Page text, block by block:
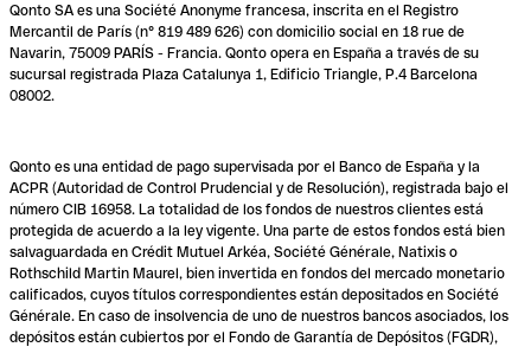
Qonto SA es una Société Anonyme francesa, inscrita en el Registro
Mercantil de París (n° 819 489 626) con domicilio social en 18 rue de
Navarin, 75009 PARÍS - Francia. Qonto opera en España a través de su
sucursal registrada Plaza Catalunya 1, Edificio Triangle, P.4 Barcelona
08002.
Qonto es una entidad de pago supervisada por el Banco de España y la
ACPR (Autoridad de Control Prudencial y de Resolución), registrada bajo el
número CIB 16958. La totalidad de los fondos de nuestros clientes está
protegida de acuerdo a la ley vigente. Una parte de estos fondos está bien
salvaguardada en Crédit Mutuel Arkéa, Société Générale, Natixis o
Rothschild Martin Maurel, bien invertida en fondos del mercado monetario
calificados, cuyos títulos correspondientes están depositados en Société
Générale. En caso de insolvencia de uno de nuestros bancos asociados, los
depósitos están cubiertos por el Fondo de Garantía de Depósitos (FGDR),